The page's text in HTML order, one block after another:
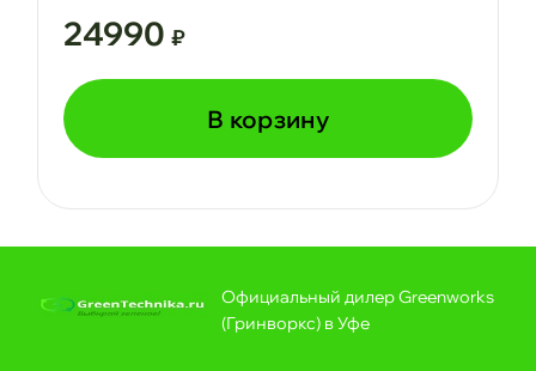
24990 ₽
В корзину
Официальный дилер Greenworks
(Гринворкс) в Уфе